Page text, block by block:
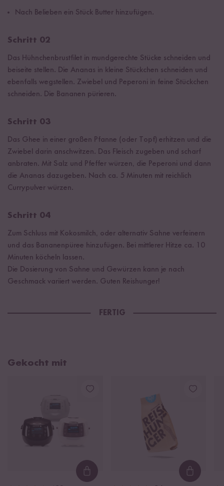
Nach Belieben ein Stück Butter hinzufügen.
Schritt 02
Das Hühnchenbrustfilet in mundgerechte Stücke schneiden und
beiseite stellen. Die Ananas in kleine Stückchen schneiden und
ebenfalls wegstellen. Zwiebel und Peperoni in feine Stückchen
schneiden. Die Bananen pürieren.
Schritt 03
Das Ghee in einer großen Pfanne (oder Topf) erhitzen und die
Zwiebel darin anschwitzen. Das Fleisch zugeben und scharf
anbraten. Mit Salz und Pfeffer würzen, die Peperoni und dann
die Ananas dazugeben. Nach ca. 5 Minuten mit reichlich
Currypulver würzen.
Schritt 04
Zum Schluss mit Kokosmilch, oder alternativ Sahne verfeinern
und das Bananenpüree hinzufügen. Bei mittlerer Hitze ca. 10
Minuten köcheln lassen.
Die Dosierung von Sahne und Gewürzen kann je nach
Geschmack variiert werden. Guten Reishunger!
FERTIG
Gekocht mit
Loading...